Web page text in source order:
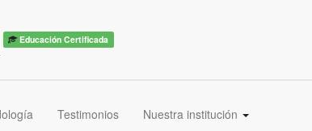
Educación Certificada
Testimonios Nuestra institución